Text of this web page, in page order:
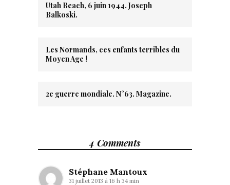
Utah Beach, 6 juin 1944. Joseph
Balkoski.
Les Normands, ces enfants terribles du
Moyen Age !
2e guerre mondiale. N°63. Magazine.
4 Comments
Stéphane Mantoux
31 juillet 2013 à 16 h 34 min